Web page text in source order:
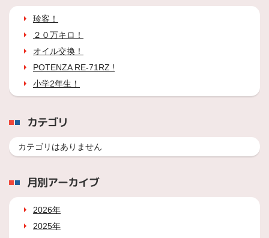
珍客！
２０万キロ！
オイル交換！
POTENZA RE-71RZ !
小学2年生！
カテゴリ
カテゴリはありません
月別アーカイブ
2026年
2025年